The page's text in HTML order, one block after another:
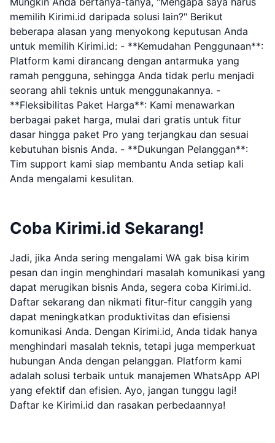
memilih Kirimi.id daripada solusi lain?" Berikut
beberapa alasan yang menyokong keputusan Anda
untuk memilih Kirimi.id: - **Kemudahan Penggunaan**:
Platform kami dirancang dengan antarmuka yang
ramah pengguna, sehingga Anda tidak perlu menjadi
seorang ahli teknis untuk menggunakannya. -
**Fleksibilitas Paket Harga**: Kami menawarkan
berbagai paket harga, mulai dari gratis untuk fitur
dasar hingga paket Pro yang terjangkau dan sesuai
kebutuhan bisnis Anda. - **Dukungan Pelanggan**:
Tim support kami siap membantu Anda setiap kali
Anda mengalami kesulitan.
Coba Kirimi.id Sekarang!
Jadi, jika Anda sering mengalami WA gak bisa kirim
pesan dan ingin menghindari masalah komunikasi yang
dapat merugikan bisnis Anda, segera coba Kirimi.id.
Daftar sekarang dan nikmati fitur-fitur canggih yang
dapat meningkatkan produktivitas dan efisiensi
komunikasi Anda. Dengan Kirimi.id, Anda tidak hanya
menghindari masalah teknis, tetapi juga memperkuat
hubungan Anda dengan pelanggan. Platform kami
adalah solusi terbaik untuk manajemen WhatsApp API
yang efektif dan efisien. Ayo, jangan tunggu lagi!
Daftar ke Kirimi.id dan rasakan perbedaannya!